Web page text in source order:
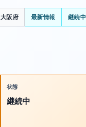
大阪府 最新情報 継続中
状態
継続中